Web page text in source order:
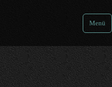
Menü